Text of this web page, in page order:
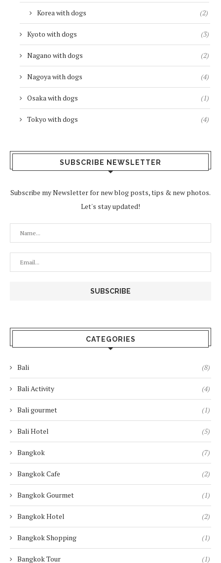
Korea with dogs (2)
Kyoto with dogs (3)
Nagano with dogs (2)
Nagoya with dogs (4)
Osaka with dogs (1)
Tokyo with dogs (4)
SUBSCRIBE NEWSLETTER
Subscribe my Newsletter for new blog posts, tips & new photos.
Let's stay updated!
CATEGORIES
Bali (8)
Bali Activity (4)
Bali gourmet (1)
Bali Hotel (5)
Bangkok (7)
Bangkok Cafe (2)
Bangkok Gourmet (1)
Bangkok Hotel (2)
Bangkok Shopping (1)
Bangkok Tour (1)